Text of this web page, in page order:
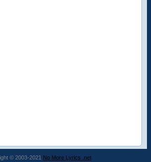
© 2003-2021 No More Lyrics .net